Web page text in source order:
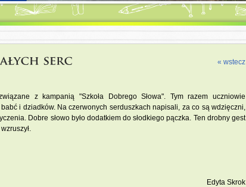
« wstecz
z kampanią "Szkoła Dobrego Słowa". Tym razem uczniowie
i dziadków. Na czerwonych serduszkach napisali, za co są wdzięczni,
Dobre słowo było dodatkiem do słodkiego pączka. Ten drobny gest
Edyta Skrok